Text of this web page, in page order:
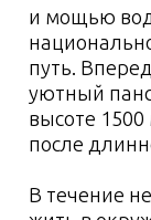
1-5 ночи:2,
пансионате
6-8 ночи:2,